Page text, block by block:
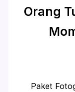
Orang
Paket